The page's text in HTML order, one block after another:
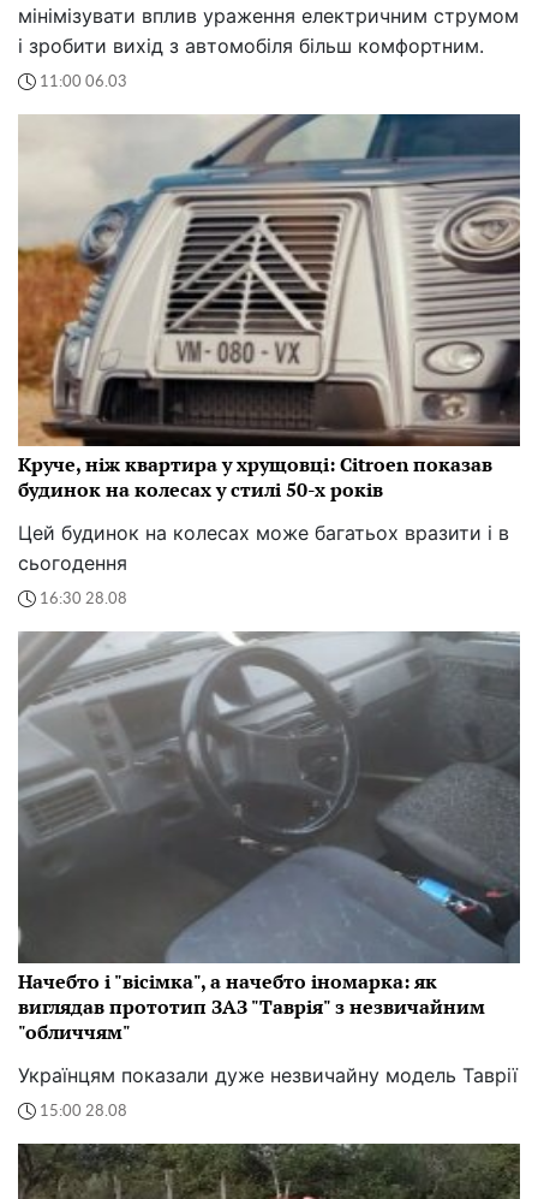
мінімізувати вплив ураження електричним струмом
і зробити вихід з автомобіля більш комфортним.
11:00 06.03
Круче, ніж квартира у хрущовці: Citroen показав
будинок на колесах у стилі 50-х років
Цей будинок на колесах може багатьох вразити і в
сьогодення
16:30 28.08
Начебто і "вісімка", а начебто іномарка: як
виглядав прототип ЗАЗ "Таврія" з незвичайним
"обличчям"
Українцям показали дуже незвичайну модель Таврії
15:00 28.08